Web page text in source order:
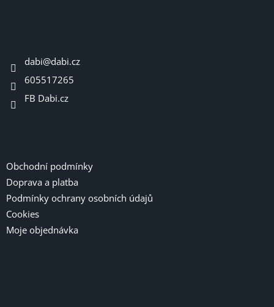
dabi@dabi.cz
605517265
FB Dabi.cz
Obchodní podmínky
Doprava a platba
Podmínky ochrany osobních údajů
Cookies
Moje objednávka